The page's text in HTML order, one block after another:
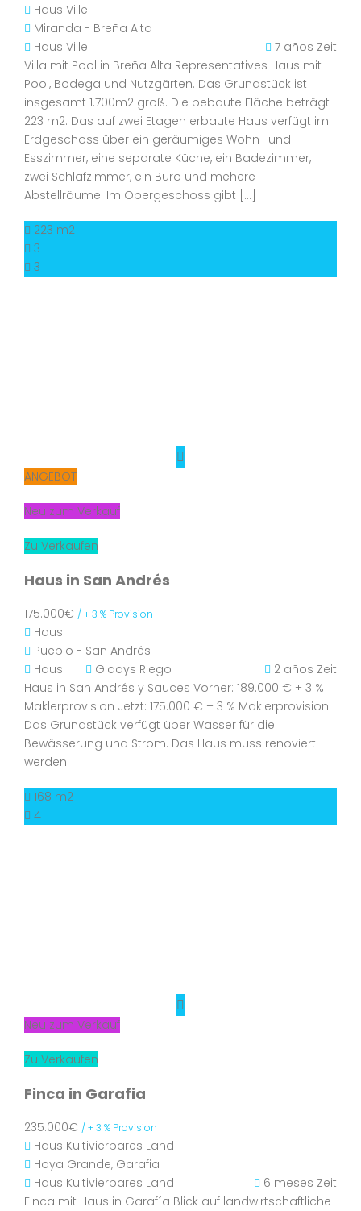
Haus Ville
Miranda - Breña Alta
Haus Ville
7 años Zeit
Villa mit Pool in Breña Alta Representatives Haus mit
Pool, Bodega und Nutzgärten. Das Grundstück ist
insgesamt 1.700m2 groß. Die bebaute Fläche beträgt
223 m2. Das auf zwei Etagen erbaute Haus verfügt im
Erdgeschoss über ein geräumiges Wohn- und
Esszimmer, eine separate Küche, ein Badezimmer,
zwei Schlafzimmer, ein Büro und mehere
Abstellräume. Im Obergeschoss gibt […]
223 m2
3
3
ANGEBOT
Neu zum Verkauf
Zu Verkaufen
Haus in San Andrés
175.000€ / + 3 % Provision
Haus
Pueblo - San Andrés
Haus
Gladys Riego
2 años Zeit
Haus in San Andrés y Sauces Vorher: 189.000 € + 3 %
Maklerprovision Jetzt: 175.000 € + 3 % Maklerprovision
Das Grundstück verfügt über Wasser für die
Bewässerung und Strom. Das Haus muss renoviert
werden.
168 m2
4
Neu zum Verkauf
Zu Verkaufen
Finca in Garafia
235.000€ / + 3 % Provision
Haus Kultivierbares Land
Hoya Grande, Garafia
Haus Kultivierbares Land
6 meses Zeit
Finca mit Haus in Garafía Blick auf landwirtschaftliche